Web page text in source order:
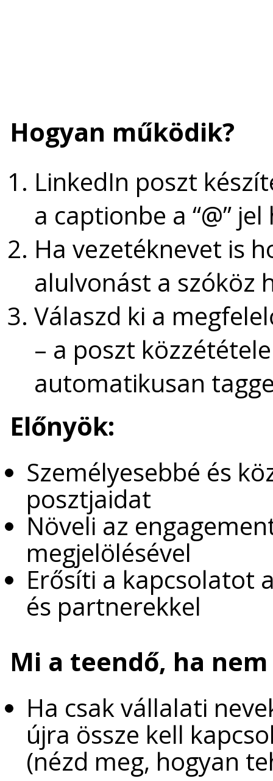
Hogyan működik?
LinkedIn poszt
a captionbe a “@”
Ha vezetéknevet is
alulvonást a szóköz
Válaszd ki a
– a poszt
automatikusan
Előnyök:
Személyesebbé és
posztjaidat
Növeli az
megjelölésével
Erősíti a kapcsolatot
és partnerekkel
Mi a teendő, ha
Ha csak vállalati
újra össze kell
(nézd meg, hogyan